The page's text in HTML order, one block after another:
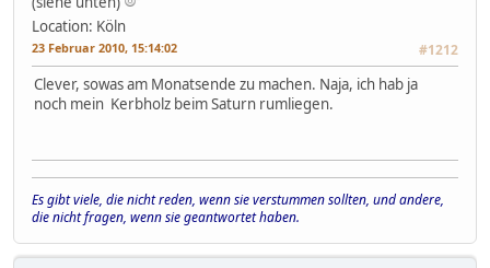
Location: Köln
23 Februar 2010, 15:14:02 #1212
Clever, sowas am Monatsende zu machen. Naja, ich hab ja
noch mein Kerbholz beim Saturn rumliegen.
Es gibt viele, die nicht reden, wenn sie verstummen sollten, und andere,
die nicht fragen, wenn sie geantwortet haben.